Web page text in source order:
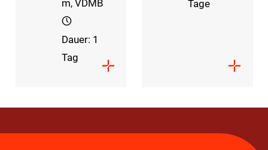
m, VDMB
Dauer: 1
Tag
Tage